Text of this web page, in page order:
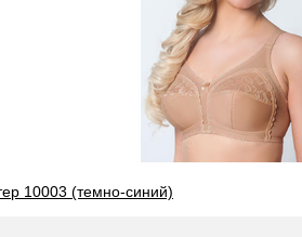
10003 (темно-синий)